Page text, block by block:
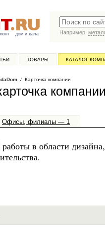
дом и дача
Например,
ТОВАРЫ КАТАЛОГ
/ Карточка компании
компании
Офисы, филиалы — 1
в области